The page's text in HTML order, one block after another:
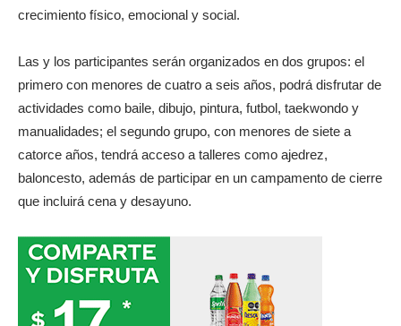
crecimiento físico, emocional y social.
Las y los participantes serán organizados en dos grupos: el
primero con menores de cuatro a seis años, podrá disfrutar de
actividades como baile, dibujo, pintura, futbol, taekwondo y
manualidades; el segundo grupo, con menores de siete a
catorce años, tendrá acceso a talleres como ajedrez,
baloncesto, además de participar en un campamento de cierre
que incluirá cena y desayuno.